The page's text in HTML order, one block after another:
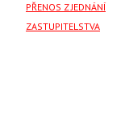
PŘENOS Z JEDNÁNÍ
ZASTUPITELSTVA